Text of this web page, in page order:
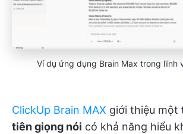
Ví dụ ứng dụng Brain Max trong lĩnh
ClickUp Brain MAX giới thiệu một
tiên giọng nói có khả năng hiểu